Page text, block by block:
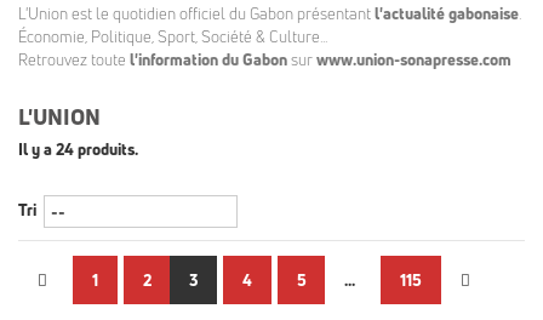
L'Union est le quotidien officiel du Gabon présentantl'actualité gabonaise.
Économie, Politique, Sport, Société & Culture...
Retrouvez toute l'information du Gabonsurwww.union-sonapresse.com
L'UNION
Il y a 24 produits.
Tri
1 2 3 4 5 ... 115